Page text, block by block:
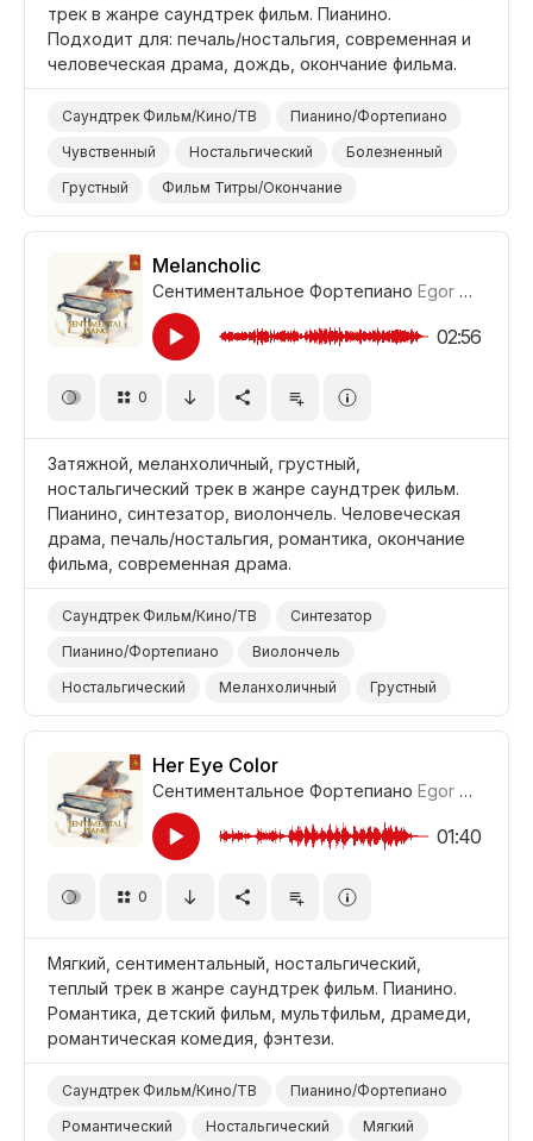
трек в жанре саундтрек фильм. Пианино.
Подходит для: печаль/ностальгия, современная и
человеческая драма, дождь, окончание фильма.
Саундтрек Фильм/Кино/ТВ
Пианино/Фортепиано
Чувственный
Ностальгический
Болезненный
Грустный
Фильм Титры/Окончание
Фильм Современная Драма
Дождь
Фильм Человеческая Драма/Трагедия
Melancholic
Сентиментальное Фортепиано Egor Gandukhin
02:56
0
Затяжной, меланхоличный, грустный,
ностальгический трек в жанре саундтрек фильм.
Пианино, синтезатор, виолончель. Человеческая
драма, печаль/ностальгия, романтика, окончание
фильма, современная драма.
Саундтрек Фильм/Кино/ТВ
Синтезатор
Пианино/Фортепиано
Виолончель
Ностальгический
Меланхоличный
Грустный
Фильм Титры/Окончание
Фильм Романтика
Фильм Современная Драма
Фильм Человеческая Драма/Трагедия
Драма
Her Eye Color
Сентиментальное Фортепиано Egor Gandukhin
01:40
0
Мягкий, сентиментальный, ностальгический,
теплый трек в жанре саундтрек фильм. Пианино.
Романтика, детский фильм, мультфильм, драмеди,
романтическая комедия, фэнтези.
Саундтрек Фильм/Кино/ТВ
Пианино/Фортепиано
Романтический
Ностальгический
Мягкий